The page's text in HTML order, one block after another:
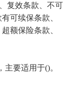
复效条款、不可
可续保条款、
额保险条款、
要适用于()。